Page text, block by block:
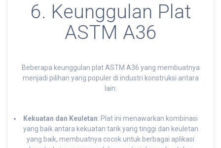
6. Keunggulan Plat
ASTM A36
Beberapa keunggulan plat ASTM A36 yang membuatnya
menjadi pilihan yang populer di industri konstruksi antara
lain:
Kekuatan dan Keuletan: Plat ini menawarkan kombinasi
yang baik antara kekuatan tarik yang tinggi dan keuletan
yang baik, membuatnya cocok untuk berbagai aplikasi